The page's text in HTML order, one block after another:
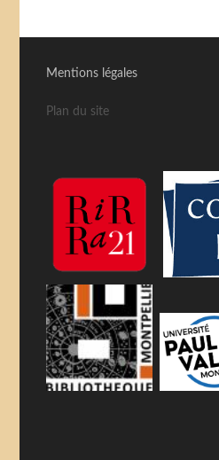
Mentions légales
Plan du site